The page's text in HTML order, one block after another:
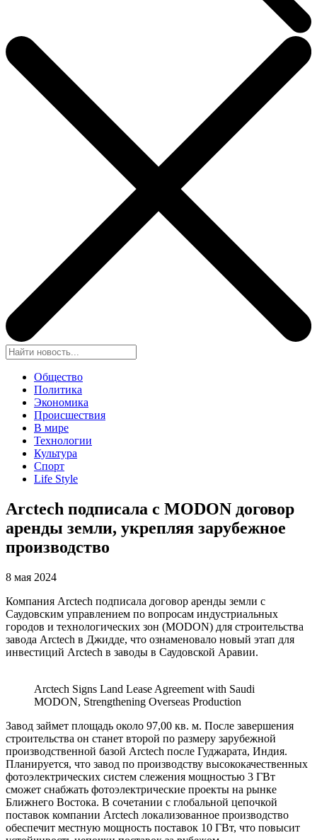
Общество
Политика
Экономика
Происшествия
В мире
Технологии
Культура
Спорт
Life Style
Arctech подписала с MODON договор
аренды земли, укрепляя зарубежное
производство
8 мая 2024
Компания Arctech подписала договор аренды земли с
Саудовским управлением по вопросам индустриальных
городов и технологических зон (MODON) для строительства
завода Arctech в Джидде, что ознаменовало новый этап для
инвестиций Arctech в заводы в Саудовской Аравии.
Arctech Signs Land Lease Agreement with Saudi
MODON, Strengthening Overseas Production
Завод займет площадь около 97,00 кв. м. После завершения
строительства он станет второй по размеру зарубежной
производственной базой Arctech после Гуджарата, Индия.
Планируется, что завод по производству высококачественных
фотоэлектрических систем слежения мощностью 3 ГВт
сможет снабжать фотоэлектрические проекты на рынке
Ближнего Востока. В сочетании с глобальной цепочкой
поставок компании Arctech локализованное производство
обеспечит местную мощность поставок 10 ГВт, что повысит